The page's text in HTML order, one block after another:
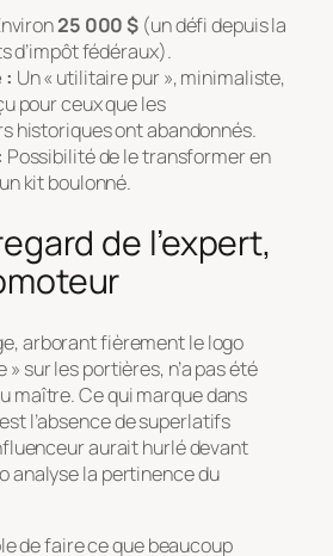
25 000 $ (un défi depuis la
d’impôt fédéraux).
: Un « utilitaire pur », minimaliste,
pour ceux que les
historiques ont abandonnés.
Possibilité de le transformer en
kit boulonné.
de l’expert,
arborant fièrement le logo
» sur les portières, n’a pas été
maître. Ce qui marque dans
l’absence de superlatifs
aurait hurlé devant
analyse la pertinence du
de faire ce que beaucoup